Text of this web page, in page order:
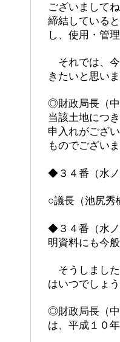
ございまして
締結している
し、使用・管
それでは、今
きたいと思いま
◎財政局長（
当該土地につ
申入れがござ
ものでございま
◆３４番（水
○議長（池尻秀
◆３４番（水
明資料にも今
そうしました
はいつでしょ
◎財政局長（
は、平成１０